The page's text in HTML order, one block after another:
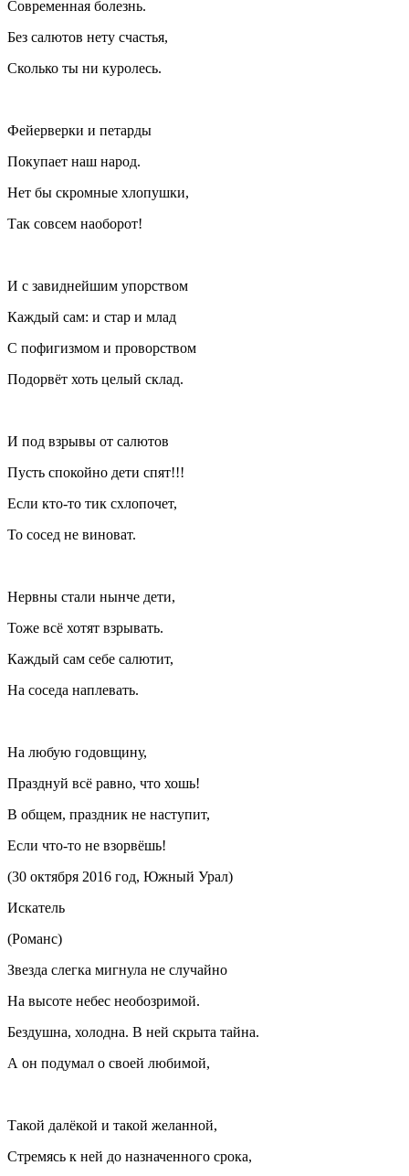
Современная болезнь.
Без салютов нету счастья,
Сколько ты ни куролесь.
Фейерверки и петарды
Покупает наш народ.
Нет бы скромные хлопушки,
Так совсем наоборот!
И с завиднейшим упорством
Каждый сам: и стар и млад
С пофигизмом и проворством
Подорвёт хоть целый склад.
И под взрывы от салютов
Пусть спокойно дети спят!!!
Если кто-то тик схлопочет,
То сосед не виноват.
Нервны стали нынче дети,
Тоже всё хотят взрывать.
Каждый сам себе салютит,
На соседа наплевать.
На любую годовщину,
Празднуй всё равно, что хошь!
В общем, праздник не наступит,
Если что-то не взорвёшь!
(30 октября 2016 год, Южный Урал)
Искатель
(Романс)
Звезда слегка мигнула не случайно
На высоте небес необозримой.
Бездушна, холодна. В ней скрыта тайна.
А он подумал о своей любимой,
Такой далёкой и такой желанной,
Стремясь к ней до назначенного срока,